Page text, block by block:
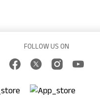
FOLLOW US ON